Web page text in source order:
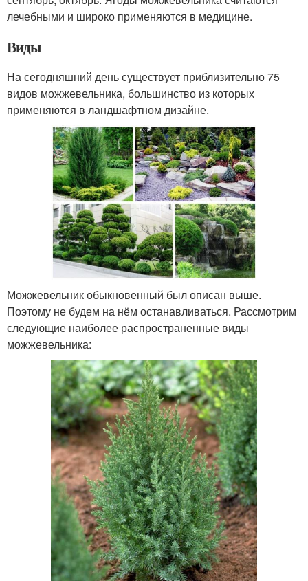
лечебными и широко применяются в медицине.
Виды
На сегодняшний день существует приблизительно 75
видов можжевельника, большинство из которых
применяются в ландшафтном дизайне.
Можжевельник обыкновенный был описан выше.
Поэтому не будем на нём останавливаться. Рассмотрим
следующие наиболее распространенные виды
можжевельника: